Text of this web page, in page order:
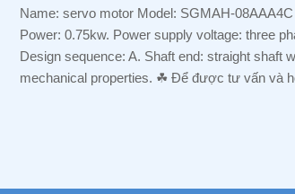
Name: servo motor Model: SGMAH-
Power: 0.75kw. Power supply voltage: three
Design sequence: A. Shaft end: straight shaft
mechanical properties. ☘ ️Để được tư vấn và
088 829 7586 Email :
#GiaRe #ChinhHang #DongCo #Servo